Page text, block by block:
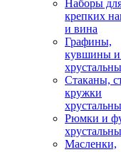
Наборы
крепких
и вина
Графины,
кувшины
Стаканы,
кружки
Рюмки и
Масленки,